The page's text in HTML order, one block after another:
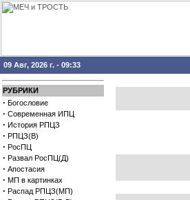
09 Авг, 2026 г. - 09:33
РУБРИКИ
· Богословие
· Современная ИПЦ
· История РПЦЗ
· РПЦЗ(В)
· РосПЦ
· Развал РосПЦ(Д)
· Апостасия
· МП в картинках
· Распад РПЦЗ(МП)